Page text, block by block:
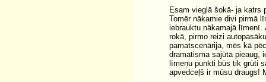
Esam vieglā šokā- ja katrs
Tomēr nākamie divi pirmā
iebrauktu nākamajā
rokā, pirmo reizi
pamatscenārija, mēs kā
dramatisma sajūta pieaug,
līmeņu punkti būs tik grūti
apvedceļš ir mūsu draugs!